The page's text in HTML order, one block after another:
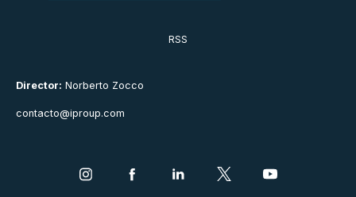
Director: Norberto Zocco
contacto@iproup.com
RSS